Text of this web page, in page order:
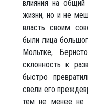
влияния на
жизни, но и не
власть своим
были лица
Мольтке,
склонность к
быстро
свели его
тем не менее не